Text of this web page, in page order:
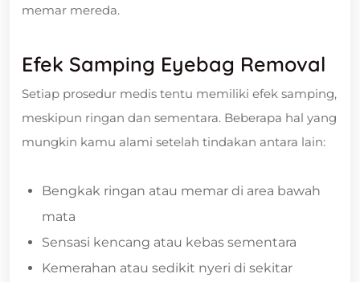
memar mereda.
Efek Samping Eyebag Removal
Setiap prosedur medis tentu memiliki efek samping,
meskipun ringan dan sementara. Beberapa hal yang
mungkin kamu alami setelah tindakan antara lain:
Bengkak ringan atau memar di area bawah
mata
Sensasi kencang atau kebas sementara
Kemerahan atau sedikit nyeri di sekitar